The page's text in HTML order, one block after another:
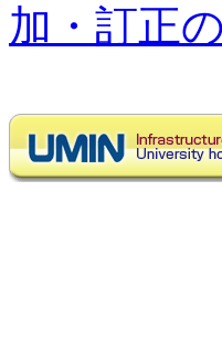
加・訂正